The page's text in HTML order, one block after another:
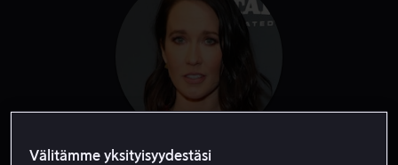
Välitämme yksityisyydestäsi